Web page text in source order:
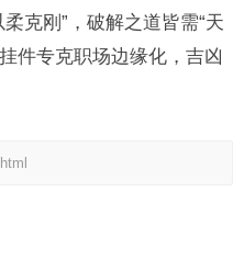
克刚”，破解之道皆需“天
件专克职场边缘化，吉凶